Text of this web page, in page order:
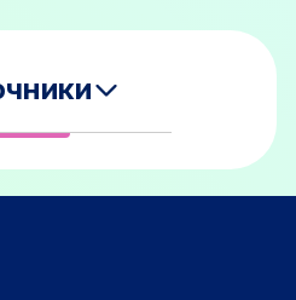
.24 от 23.01.2024
Наименования согласно СГР
от 17.08.2021